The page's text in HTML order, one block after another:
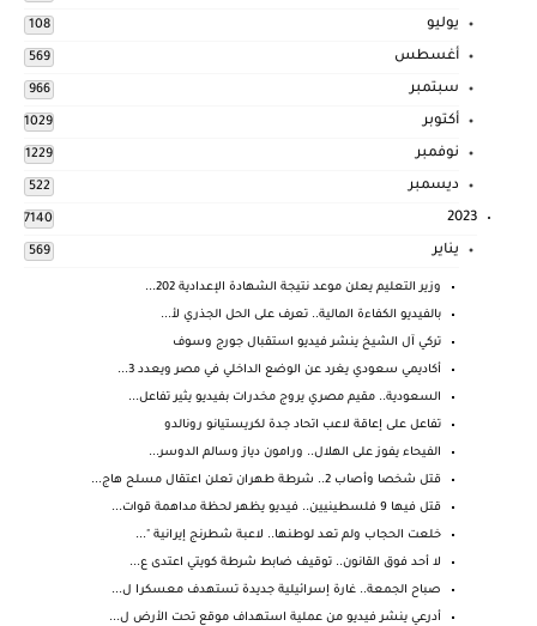
يوليو 108
أغسطس 569
سبتمبر 966
أكتوبر 1029
نوفمبر 1229
ديسمبر 522
2023
7140
يناير 569
وزير التعليم يعلن موعد نتيجة الشهادة الإعدادية 202...
بالفيديو الكفاءة المالية.. تعرف على الحل الجذري لأ...
تركي آل الشيخ ينشر فيديو استقبال جورج وسوف
أكاديمي سعودي يغرد عن الوضع الداخلي في مصر ويعدد 3...
السعودية.. مقيم مصري يروج مخدرات بفيديو يثير تفاعل...
تفاعل على إعاقة لاعب اتحاد جدة لكريستيانو رونالدو
الفيحاء يفوز على الهلال.. ورامون دياز وسالم الدوسر...
قتل شخصا وأصاب 2.. شرطة طهران تعلن اعتقال مسلح هاج...
قتل فيها 9 فلسطينيين.. فيديو يظهر لحظة مداهمة قوات...
خلعت الحجاب ولم تعد لوطنها.. لاعبة شطرنج إيرانية "...
لا أحد فوق القانون.. توقيف ضابط شرطة كويتي اعتدى ع...
صباح الجمعة.. غارة إسرائيلية جديدة تستهدف معسكرا ل...
أدرعي ينشر فيديو من عملية استهداف موقع تحت الأرض ل...